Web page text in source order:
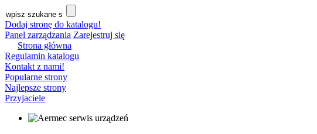
Dodaj stronę do katalogu!
Panel zarządzania Zarejestruj się
Strona główna
Regulamin katalogu
Kontakt z nami!
Popularne strony
Najlepsze strony
Przyjaciele